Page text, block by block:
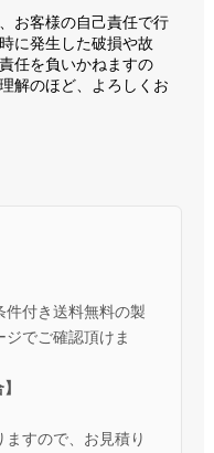
お客様の自己責任で行
に発生した破損や故
任を負いかねますの
解のほど、よろしくお
件付き送料無料の製
でご確認頂けま
すので、お見積り